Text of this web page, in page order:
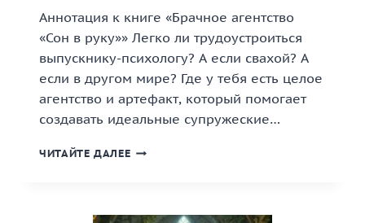
Аннотация к книге «Брачное агентство
«Сон в руку»» Легко ли трудоустроиться
выпускнику-психологу? А если свахой? А
если в другом мире? Где у тебя есть целое
агентство и артефакт, который помогает
создавать идеальные супружеские…
ЧИТАЙТЕ ДАЛЕЕ «БРАЧНОЕ
РУКУ»»